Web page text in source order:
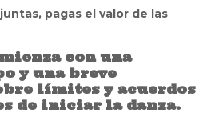
pagas el valor de las
con una
y una breve
límites y acuerdos
de iniciar la danza.